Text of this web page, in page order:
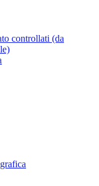
controllati (da